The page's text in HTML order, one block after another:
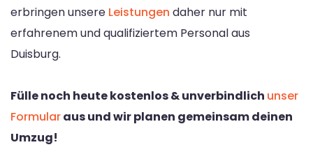
erbringen unsere Leistungen daher nur mit
erfahrenem und qualifiziertem Personal aus
Duisburg.
Fülle noch heute kostenlos & unverbindlich unser
Formularaus und wir planen gemeinsam deinen
Umzug!